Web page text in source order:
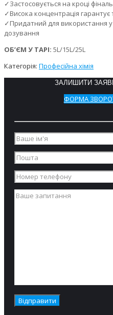
✓Застосовується на кроці
✓Висока концентрація
✓Придатний для використання
дозування
ОБ’ЄМ У ТАРІ: 5L/15L/25L
Категорія: Професійна хімія
ЗАЛИШИТИ
ФОРМА